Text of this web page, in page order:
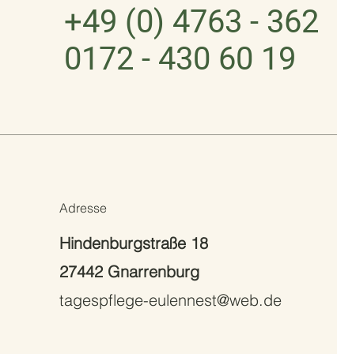
+49 (0) 4763 - 362
0172 - 430 60 19
Adresse
Hindenburgstraße 18
27442 Gnarrenburg
tagespflege-eulennest@web.de